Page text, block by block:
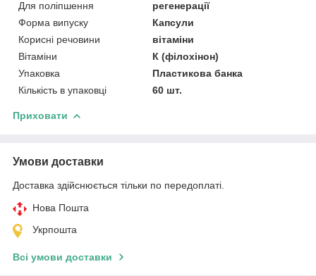
Для поліпшення
регенерації
Форма випуску
Капсули
Корисні речовини
вітаміни
Вітаміни
К (філохінон)
Упаковка
Пластикова банка
Кількість в упаковці
60 шт.
Приховати
Умови доставки
Доставка здійснюється тільки по передоплаті.
Нова Пошта
Укрпошта
Всі умови доставки